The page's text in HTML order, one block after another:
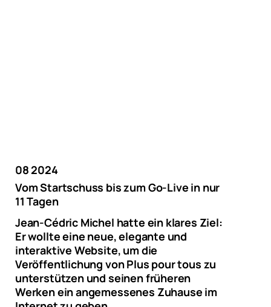
08 2024
Vom Startschuss bis zum Go-Live in nur
11 Tagen
Jean-Cédric Michel hatte ein klares Ziel:
Er wollte eine neue, elegante und
interaktive Website, um die
Veröffentlichung von Plus pour tous zu
unterstützen und seinen früheren
Werken ein angemessenes Zuhause im